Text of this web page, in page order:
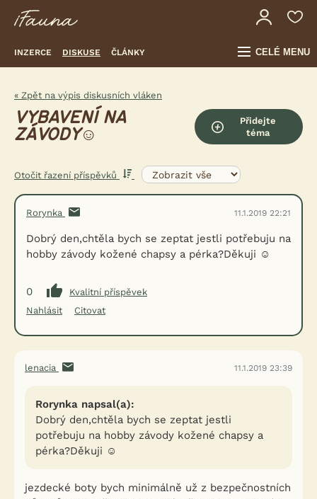
INZERCE DISKUSE ČLÁNKY CELÉ MENU
« Zpět na výpis diskusních vláken
VYBAVENÍ NA
ZÁVODY☺
Přidejte
téma
Otočit řazení příspěvků
Rorynka 11.1.2019 22:21
Dobrý den,chtěla bych se zeptat jestli potřebuju na
hobby závody kožené chapsy a pérka?Děkuji ☺
0
Kvalitní příspěvek
Nahlásit
Citovat
lenacia 11.1.2019 23:39
Rorynka napsal(a):
Dobrý den,chtěla bych se zeptat jestli
potřebuju na hobby závody kožené chapsy a
pérka?Děkuji ☺
jezdecké boty bych minimálně už z bezpečnostních